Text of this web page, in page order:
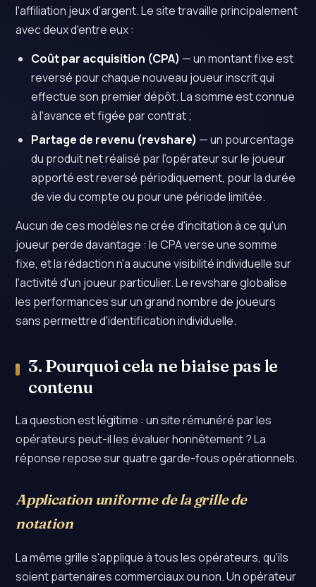
l'affiliation jeux d'argent. Le site travaille principalement
avec deux d'entre eux :
Coût par acquisition (CPA) — un montant fixe est
reversé pour chaque nouveau joueur inscrit qui
effectue son premier dépôt. La somme est connue
à l'avance et figée par contrat ;
Partage de revenu (revshare) — un pourcentage
du produit net réalisé par l'opérateur sur le joueur
apporté est reversé périodiquement, pour la durée
de vie du compte ou pour une période limitée.
Aucun de ces modèles ne crée d'incitation à ce qu'un
joueur perde davantage : le CPA verse une somme
fixe, et la rédaction n'a aucune visibilité individuelle sur
l'activité d'un joueur particulier. Le revshare globalise
les performances sur un grand nombre de joueurs
sans permettre d'identification individuelle.
3. Pourquoi cela ne biaise pas le
contenu
La question est légitime : un site rémunéré par les
opérateurs peut-il les évaluer honnêtement ? La
réponse repose sur quatre garde-fous opérationnels.
Application uniforme de la grille de
notation
La même grille s'applique à tous les opérateurs, qu'ils
soient partenaires commerciaux ou non. Un opérateur